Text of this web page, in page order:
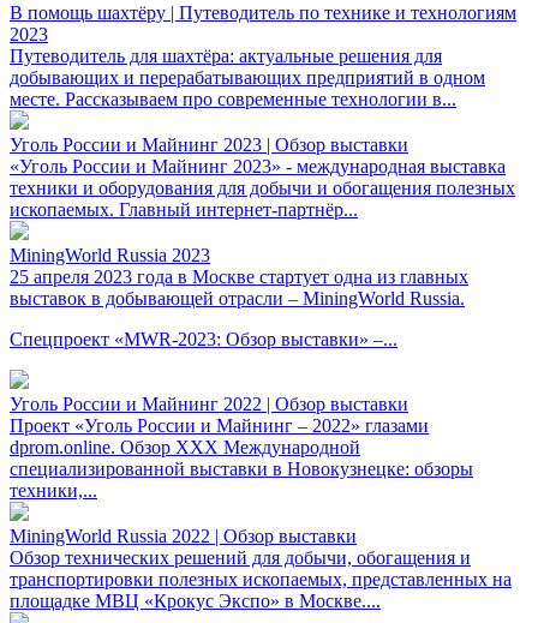
В помощь шахтёру | Путеводитель по технике и технологиям
2023
Путеводитель для шахтёра: актуальные решения для
добывающих и перерабатывающих предприятий в одном
месте. Рассказываем про современные технологии в...
Уголь России и Майнинг 2023 | Обзор выставки
«Уголь России и Майнинг 2023» - международная выставка
техники и оборудования для добычи и обогащения полезных
ископаемых. Главный интернет-партнёр...
MiningWorld Russia 2023
25 апреля 2023 года в Москве стартует одна из главных
выставок в добывающей отрасли – MiningWorld Russia.
Спецпроект «MWR-2023: Обзор выставки» –...
Уголь России и Майнинг 2022 | Обзор выставки
Проект «Уголь России и Майнинг – 2022» глазами
dprom.online. Обзор XXX Международной
специализированной выставки в Новокузнецке: обзоры
техники,...
MiningWorld Russia 2022 | Обзор выставки
Обзор технических решений для добычи, обогащения и
транспортировки полезных ископаемых, представленных на
площадке МВЦ «Крокус Экспо» в Москве....